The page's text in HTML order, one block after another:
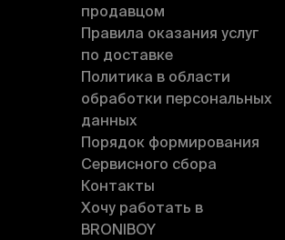
продавцом
Правила оказания услуг
по доставке
Политика в области
обработки персональных
данных
Порядок формирования
Сервисного сбора
Контакты
Хочу работать в
BRONIBOY